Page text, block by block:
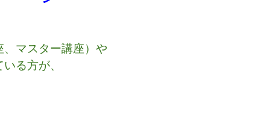
マスター講座）や
る方が、